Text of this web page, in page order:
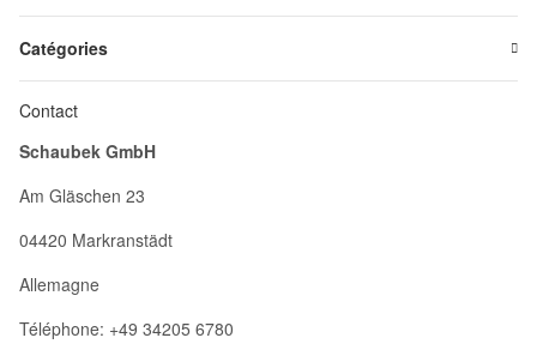
Catégories
Contact
Schaubek GmbH
Am Gläschen 23
04420 Markranstädt
Allemagne
Téléphone: +49 34205 6780